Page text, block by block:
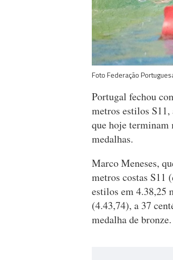
Foto Federação
Portugal fechou
metros estilos
que hoje terminam
medalhas.
Marco Meneses,
metros costas S11
estilos em 4.38,25
(4.43,74), a 37
medalha de bronze.